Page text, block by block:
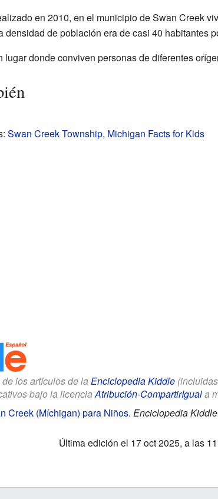
en 2010, en el municipio de Swan Creek
densidad de población era de casi 40 habitantes
lugar donde conviven personas de diferentes
Swan Creek Township, Michigan Facts for Kids
los artículos de la Enciclopedia Kiddle
bajo la licenciaAtribución-CompartirIguala
Creek (Míchigan) para Niños. Enciclopedia
Última edición el 17 oct 2025, a las